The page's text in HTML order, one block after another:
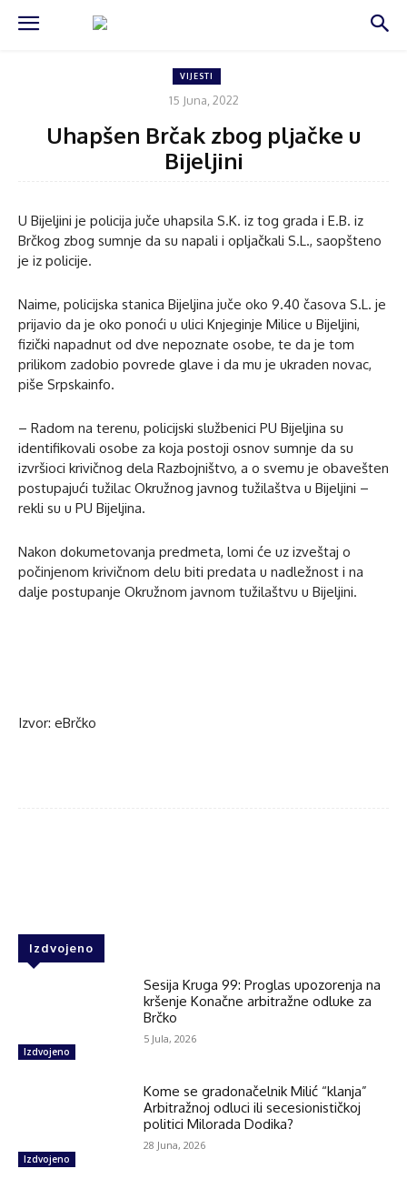
VIJESTI
15 Juna, 2022
Uhapšen Brčak zbog pljačke u
Bijeljini
U Bijeljini je policija juče uhapsila S.K. iz tog grada i E.B. iz
Brčkog zbog sumnje da su napali i opljačkali S.L., saopšteno
je iz policije.
Naime, policijska stanica Bijeljina juče oko 9.40 časova S.L. je
prijavio da je oko ponoći u ulici Knjeginje Milice u Bijeljini,
fizički napadnut od dve nepoznate osobe, te da je tom
prilikom zadobio povrede glave i da mu je ukraden novac,
piše Srpskainfo.
– Radom na terenu, policijski službenici PU Bijeljina su
identifikovali osobe za koja postoji osnov sumnje da su
izvršioci krivičnog dela Razbojništvo, a o svemu je obavešten
postupajući tužilac Okružnog javnog tužilaštva u Bijeljini –
rekli su u PU Bijeljina.
Nakon dokumetovanja predmeta, lomi će uz izveštaj o
počinjenom krivičnom delu biti predata u nadležnost i na
dalje postupanje Okružnom javnom tužilaštvu u Bijeljini.
Izvor: eBrčko
Izdvojeno
Izdvojeno
Sesija Kruga 99: Proglas upozorenja na
kršenje Konačne arbitražne odluke za
Brčko
5 Jula, 2026
Izdvojeno
Kome se gradonačelnik Milić “klanja”
Arbitražnoj odluci ili secesionističkoj
politici Milorada Dodika?
28 Juna, 2026